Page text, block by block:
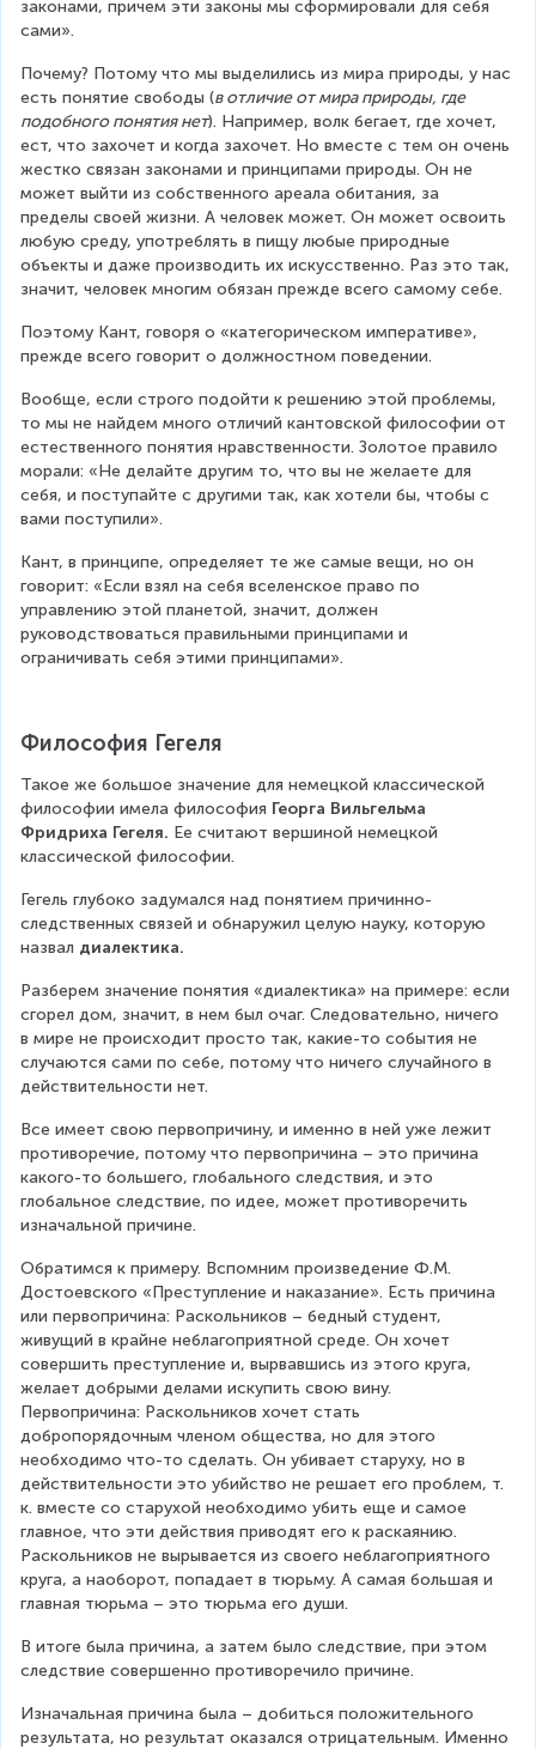
законами, причем эти законы мы сформировали для себя
сами».
Почему? Потому что мы выделились из мира природы, у нас
есть понятие свободы (в отличие от мира природы, где
подобного понятия нет). Например, волк бегает, где хочет,
ест, что захочет и когда захочет. Но вместе с тем он очень
жестко связан законами и принципами природы. Он не
может выйти из собственного ареала обитания, за
пределы своей жизни. А человек может. Он может освоить
любую среду, употреблять в пищу любые природные
объекты и даже производить их искусственно. Раз это так,
значит, человек многим обязан прежде всего самому себе.
Поэтому Кант, говоря о «категорическом императиве»,
прежде всего говорит о должностном поведении.
Вообще, если строго подойти к решению этой проблемы,
то мы не найдем много отличий кантовской философии от
естественного понятия нравственности. Золотое правило
морали: «Не делайте другим то, что вы не желаете для
себя, и поступайте с другими так, как хотели бы, чтобы с
вами поступили».
Кант, в принципе, определяет те же самые вещи, но он
говорит: «Если взял на себя вселенское право по
управлению этой планетой, значит, должен
руководствоваться правильными принципами и
ограничивать себя этими принципами».
Философия Гегеля
Такое же большое значение для немецкой классической
философии имела философия Георга Вильгельма
Фридриха Гегеля. Ее считают вершиной немецкой
классической философии.
Гегель глубоко задумался над понятием причинно-
следственных связей и обнаружил целую науку, которую
назвал диалектика.
Разберем значение понятия «диалектика» на примере: если
сгорел дом, значит, в нем был очаг. Следовательно, ничего
в мире не происходит просто так, какие-то события не
случаются сами по себе, потому что ничего случайного в
действительности нет.
Все имеет свою первопричину, и именно в ней уже лежит
противоречие, потому что первопричина – это причина
какого-то большего, глобального следствия, и это
глобальное следствие, по идее, может противоречить
изначальной причине.
Обратимся к примеру. Вспомним произведение Ф.М.
Достоевского «Преступление и наказание». Есть причина
или первопричина: Раскольников – бедный студент,
живущий в крайне неблагоприятной среде. Он хочет
совершить преступление и, вырвавшись из этого круга,
желает добрыми делами искупить свою вину.
Первопричина: Раскольников хочет стать
добропорядочным членом общества, но для этого
необходимо что-то сделать. Он убивает старуху, но в
действительности это убийство не решает его проблем, т.
к. вместе со старухой необходимо убить еще и самое
главное, что эти действия приводят его к раскаянию.
Раскольников не вырывается из своего неблагоприятного
круга, а наоборот, попадает в тюрьму. А самая большая и
главная тюрьма – это тюрьма его души.
В итоге была причина, а затем было следствие, при этом
следствие совершенно противоречило причине.
Изначальная причина была – добиться положительного
результата, но результат оказался отрицательным. Именно